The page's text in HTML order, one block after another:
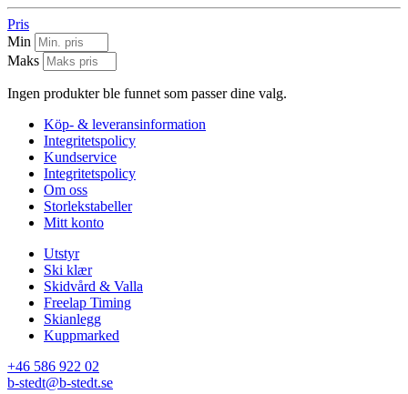
Pris
Min
Maks
Ingen produkter ble funnet som passer dine valg.
Köp- & leveransinformation
Integritetspolicy
Kundservice
Integritetspolicy
Om oss
Storlekstabeller
Mitt konto
Utstyr
Ski klær
Skidvård & Valla
Freelap Timing
Skianlegg
Kuppmarked
+46 586 922 02
b-stedt@b-stedt.se